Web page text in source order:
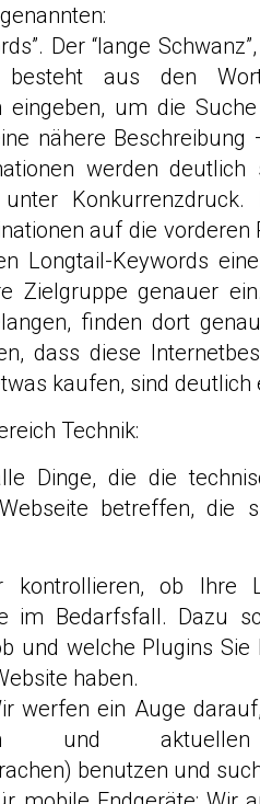
Der “lange
besteht aus den
eingeben, um die
nähere
werden
auf die
Longtail-Keywords
Zielgruppe genauer
finden dort
dass diese
kaufen, sind deutlich
Technik:
Dinge, die die
betreffen, die
kontrollieren, ob Ihre
im Bedarfsfall. Dazu
und welche Plugins
haben.
werfen ein Auge
und
benutzen und